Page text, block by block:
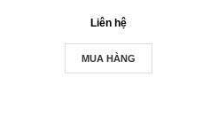
Liên hệ
MUA HÀNG